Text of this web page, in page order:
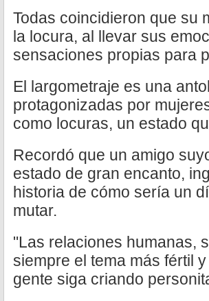
Todas coincidieron que su
la locura, al llevar sus
sensaciones propias para
El largometraje es una
protagonizadas por
como locuras, un estado
Recordó que un amigo
estado de gran encanto,
historia de cómo sería un
mutar.
"Las relaciones humanas,
siempre el tema más fértil
gente siga criando